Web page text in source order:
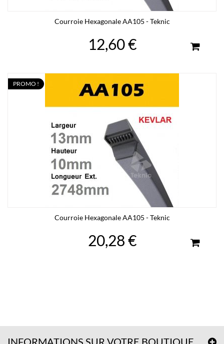
Courroie Hexagonale AA105 - Teknic
12,60 €
PROMO !
Courroie Hexagonale AA105 - Teknic
20,28 €
INFORMATIONS SUR VOTRE BOUTIQUE